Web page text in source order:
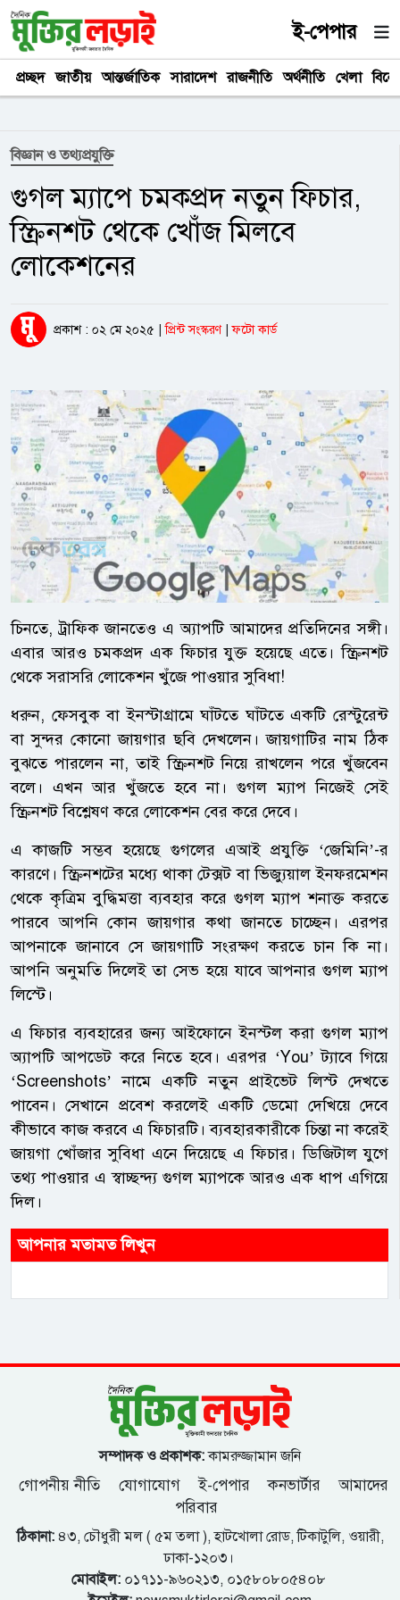
ই-পেপার
প্রচ্ছদ জাতীয় আন্তর্জাতিক সারাদেশ রাজনীতি অর্থনীতি খেলা
বিজ্ঞান ও তথ্যপ্রযুক্তি
গুগল ম্যাপে চমকপ্রদ নতুন ফিচার,
স্ক্রিনশট থেকে খোঁজ মিলবে
লোকেশনের
প্রকাশ : ০২ মে ২০২৫ প্রিন্ট সংস্করণ ফটো কার্ড
চিনতে, ট্রাফিক জানতেও এ অ্যাপটি আমাদের প্রতিদিনের সঙ্গী।
এবার আরও চমকপ্রদ এক ফিচার যুক্ত হয়েছে এতে। স্ক্রিনশট
থেকে সরাসরি লোকেশন খুঁজে পাওয়ার সুবিধা!
ধরুন, ফেসবুক বা ইনস্টাগ্রামে ঘাঁটতে ঘাঁটতে একটি রেস্টুরেন্ট
বা সুন্দর কোনো জায়গার ছবি দেখলেন। জায়গাটির নাম ঠিক
বুঝতে পারলেন না, তাই স্ক্রিনশট নিয়ে রাখলেন পরে খুঁজবেন
বলে। এখন আর খুঁজতে হবে না। গুগল ম্যাপ নিজেই সেই
স্ক্রিনশট বিশ্লেষণ করে লোকেশন বের করে দেবে।
এ কাজটি সম্ভব হয়েছে গুগলের এআই প্রযুক্তি ‘জেমিনি’-র
কারণে। স্ক্রিনশটের মধ্যে থাকা টেক্সট বা ভিজ্যুয়াল ইনফরমেশন
থেকে কৃত্রিম বুদ্ধিমত্তা ব্যবহার করে গুগল ম্যাপ শনাক্ত করতে
পারবে আপনি কোন জায়গার কথা জানতে চাচ্ছেন। এরপর
আপনাকে জানাবে সে জায়গাটি সংরক্ষণ করতে চান কি না।
আপনি অনুমতি দিলেই তা সেভ হয়ে যাবে আপনার গুগল ম্যাপ
লিস্টে।
এ ফিচার ব্যবহারের জন্য আইফোনে ইনস্টল করা গুগল ম্যাপ
অ্যাপটি আপডেট করে নিতে হবে। এরপর ‘You’ ট্যাবে গিয়ে
‘Screenshots’ নামে একটি নতুন প্রাইভেট লিস্ট দেখতে
পাবেন। সেখানে প্রবেশ করলেই একটি ডেমো দেখিয়ে দেবে
কীভাবে কাজ করবে এ ফিচারটি। ব্যবহারকারীকে চিন্তা না করেই
জায়গা খোঁজার সুবিধা এনে দিয়েছে এ ফিচার। ডিজিটাল যুগে
তথ্য পাওয়ার এ স্বাচ্ছন্দ্য গুগল ম্যাপকে আরও এক ধাপ এগিয়ে
দিল।
আপনার মতামত লিখুন
সম্পাদক ও প্রকাশক:কামরুজ্জামান জনি
গোপনীয় নীতি যোগাযোগ ই-পেপার কনভার্টার
আমাদের
পরিবার
ঠিকানা:৪৩, চৌধুরী মল ( ৫ম তলা ), হাটখোলা রোড, টিকাটুলি, ওয়ারী,
ঢাকা-১২০৩।
মোবাইল:০১৭১১-৯৬০২১৩, ০১৫৮০৮০৫৪০৮